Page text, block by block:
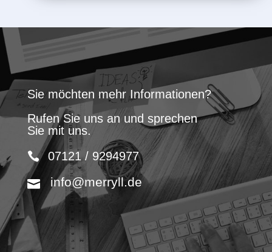
Sie möchten mehr Informationen?
Rufen Sie uns an und sprechen
Sie mit uns.
07121 / 9294977
info@merryll.de